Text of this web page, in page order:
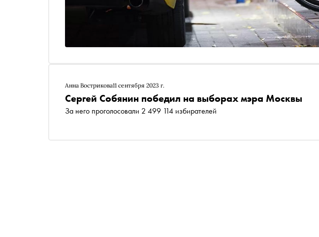
Анна Вострикова11 сентября 2023 г.
Сергей Собянин победил на выборах мэра Москвы
За него проголосовали 2 499 114 избирателей